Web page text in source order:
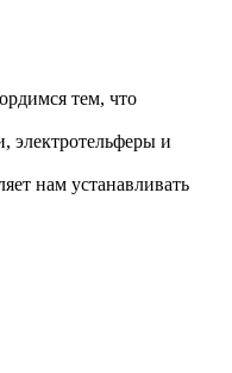
тем, что
электротельферы и
нам устанавливать